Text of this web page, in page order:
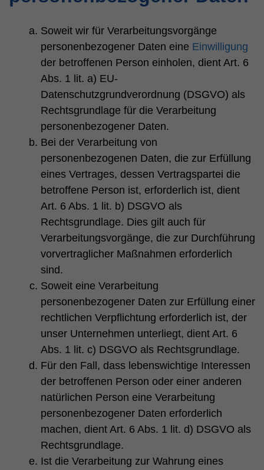
Soweit wir für Verarbeitungsvorgänge
personenbezogener Daten eine Einwilligung
der betroffenen Person einholen, dient Art. 6
Abs. 1 lit. a) EU-
Datenschutzgrundverordnung (DSGVO) als
Rechtsgrundlage für die Verarbeitung
personenbezogener Daten.
Bei der Verarbeitung von
personenbezogenen Daten, die zur Erfüllung
eines Vertrages, dessen Vertragspartei die
betroffene Person ist, erforderlich ist, dient
Art. 6 Abs. 1 lit. b) DSGVO als
Rechtsgrundlage. Dies gilt auch für
Verarbeitungsvorgänge, die zur Durchführung
vorvertraglicher Maßnahmen erforderlich
sind.
Soweit eine Verarbeitung
personenbezogener Daten zur Erfüllung einer
rechtlichen Verpflichtung erforderlich ist, der
unser Unternehmen unterliegt, dient Art. 6
Abs. 1 lit. c) DSGVO als Rechtsgrundlage.
Für den Fall, dass lebenswichtige Interessen
der betroffenen Person oder einer anderen
natürlichen Person eine Verarbeitung
personenbezogener Daten erforderlich
machen, dient Art. 6 Abs. 1 lit. d) DSGVO als
Rechtsgrundlage.
Ist die Verarbeitung zur Wahrung eines